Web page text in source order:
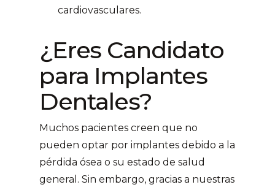
cardiovasculares.
¿Eres Candidato
para Implantes
Dentales?
Muchos pacientes creen que no
pueden optar por implantes debido a la
pérdida ósea o su estado de salud
general. Sin embargo, gracias a nuestras